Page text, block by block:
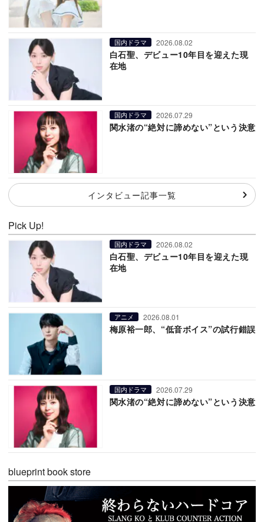
国内ドラマ 2026.08.02
白石聖、デビュー10年目を迎えた現
在地
国内ドラマ 2026.07.29
関水渚の“絶対に諦めない”という決意
インタビュー記事一覧
Pick Up!
国内ドラマ 2026.08.02
白石聖、デビュー10年目を迎えた現
在地
アニメ 2026.08.01
梅原裕一郎、“低音ボイス”の試行錯誤
国内ドラマ 2026.07.29
関水渚の“絶対に諦めない”という決意
blueprint book store